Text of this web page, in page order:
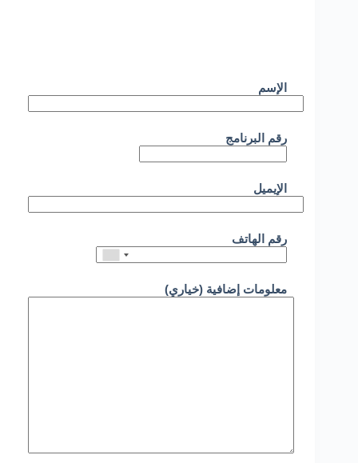
الإسم
رقم البرنامج
الإيميل
رقم الهاتف
معلومات إضافية (خياري)